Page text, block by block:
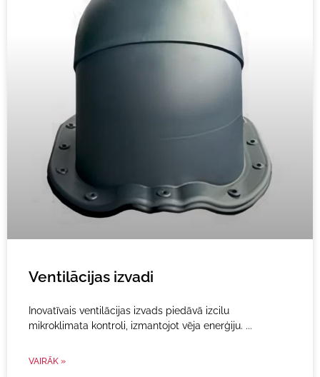
Ventilācijas izvadi
Inovatīvais ventilācijas izvads piedāvā izcilu
mikroklimata kontroli, izmantojot vēja enerģiju.
VAIRĀK »